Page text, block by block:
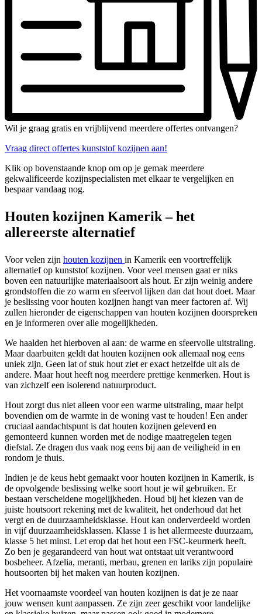
Wil je graag gratis en vrijblijvend meerdere offertes ontvangen?
Vraag direct offertes kunststof kozijnen aan!
Klik op bovenstaande knop om op je gemak meerdere
gekwalificeerde kozijnspecialisten met elkaar te vergelijken en
bespaar vandaag nog.
Houten kozijnen Kamerik – het
allereerste alternatief
Voor velen zijn houten kozijnen in Kamerik een voortreffelijk
alternatief op kunststof kozijnen. Voor veel mensen gaat er niks
boven een natuurlijke materiaalsoort als hout. Er zijn weinig andere
grondstoffen die zo warm en sfeervol lijken dan dat hout doet. Maar
je beslissing voor houten kozijnen hangt van meer factoren af. Wij
zullen hieronder de eigenschappen van houten kozijnen doorspreken
en je informeren over alle mogelijkheden.
We haalden het hierboven al aan: de warme en sfeervolle uitstraling.
Maar daarbuiten geldt dat houten kozijnen ook allemaal nog eens
uniek zijn. Geen lat of stuk hout ziet er exact hetzelfde uit als de
andere. Maar hout heeft nog meerdere prettige kenmerken. Hout is
van zichzelf een isolerend natuurproduct.
Hout zorgt dus niet alleen voor een warme uitstraling, maar helpt
bovendien om de warmte in de woning vast te houden! Een ander
cruciaal aandachtspunt is dat houten kozijnen geleverd en
gemonteerd kunnen worden met de nodige maatregelen tegen
diefstal. Ze dragen dus vaak nog eens bij aan de veiligheid in en
rondom je thuis.
Indien je de keus hebt gemaakt voor houten kozijnen in Kamerik, is
de opvolgende beslissing welke soort hout je wil gebruiken. Er
bestaan verscheidene mogelijkheden. Houd bij het kiezen van de
juiste houtsoort rekening met de kwaliteit, het onderhoud dat het
vergt en de duurzaamheidsklasse. Hout kan onderverdeeld worden
in vijf duurzaamheidsklassen. Klasse 1 is het allermeeste duurzaam,
klasse 5 het minst. Let erop dat het hout een FSC-keurmerk heeft.
Zo ben je gegarandeerd van hout wat ontstaat uit verantwoord
bosbeheer. Afzelia, meranti, merbau, grenen en lariks zijn populaire
houtsoorten bij het maken van houten kozijnen.
Het voornaamste voordeel van houten kozijnen is dat je ze naar
jouw wensen kunt aanpassen. Ze zijn zeer geschikt voor landelijke